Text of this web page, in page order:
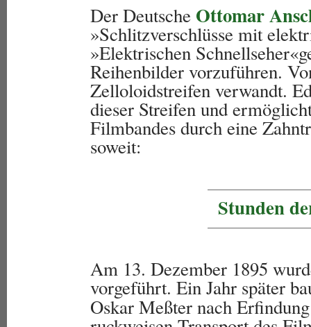
Der Deutsche Ottomar
»Schlitzverschlüsse mit
»Elektrischen
Reihenbilder vorzuführen.
Zelloloidstreifen verwandt.
dieser Streifen und
Filmbandes durch eine
soweit:
Stunden
Am 13. Dezember 1895
vorgeführt. Ein Jahr später
Oskar Meßter nach